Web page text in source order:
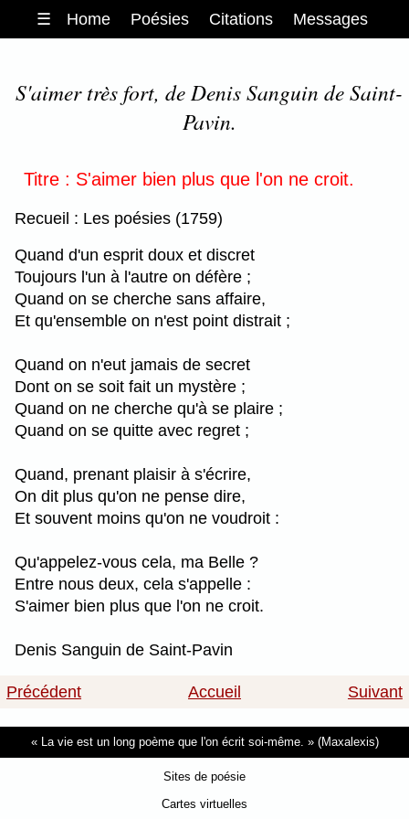
☰ Home Poésies Citations Messages
S'aimer très fort, de Denis Sanguin de Saint-
Pavin.
Titre : S'aimer bien plus que l'on ne croit.
Recueil : Les poésies (1759)
Quand d'un esprit doux et discret
Toujours l'un à l'autre on défère ;
Quand on se cherche sans affaire,
Et qu'ensemble on n'est point distrait ;
Quand on n'eut jamais de secret
Dont on se soit fait un mystère ;
Quand on ne cherche qu'à se plaire ;
Quand on se quitte avec regret ;
Quand, prenant plaisir à s'écrire,
On dit plus qu'on ne pense dire,
Et souvent moins qu'on ne voudroit :
Qu'appelez-vous cela, ma Belle ?
Entre nous deux, cela s'appelle :
S'aimer bien plus que l'on ne croit.
Denis Sanguin de Saint-Pavin
Précédent Accueil Suivant
La vie est un long poème que l'on écrit soi-même. (Maxalexis)
Sites de poésie
Cartes virtuelles